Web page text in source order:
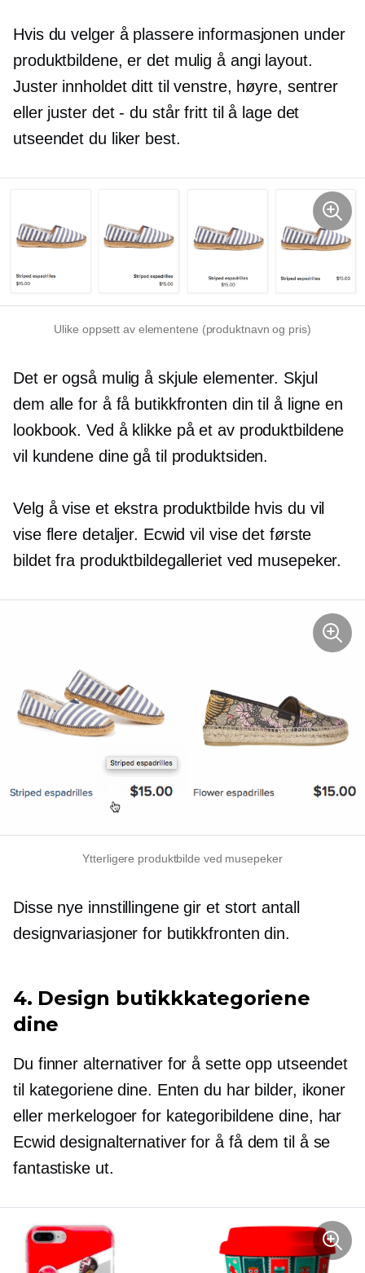
Hvis du velger å plassere informasjonen under
produktbildene, er det mulig å angi layout.
Juster innholdet ditt til venstre, høyre, sentrer
eller juster det- du står fritt til å lage det
utseendet du liker best.
Ulike oppsett av elementene (produktnavn og pris)
Det er også mulig å skjule elementer. Skjul
dem alle for å få butikkfronten din til å ligne en
lookbook. Ved å klikke på et av produktbildene
vil kundene dine gå til produktsiden.
Velg å vise et ekstra produktbilde hvis du vil
vise flere detaljer. Ecwid vil vise det første
bildet fra produktbildegalleriet ved musepeker.
Ytterligere produktbilde ved musepeker
Disse nye innstillingene gir et stort antall
designvariasjoner for butikkfronten din.
4. Design butikkkategoriene
dine
Du finner alternativer for å sette opp utseendet
til kategoriene dine. Enten du har bilder, ikoner
eller merkelogoer for kategoribildene dine, har
Ecwid designalternativer for å få dem til å se
fantastiske ut.